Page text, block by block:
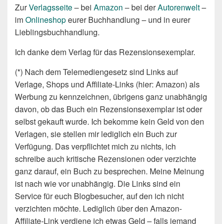
ZurVerlagsseite– bei Amazon – bei derAutorenwelt–
imOnlineshopeurer Buchhandlung – und in eurer
Lieblingsbuchhandlung.
Ich danke dem Verlag für das Rezensionsexemplar.
(*) Nach dem Telemediengesetz sind Links auf
Verlage, Shops und Affiliate-Links (hier: Amazon) als
Werbung zu kennzeichnen, übrigens ganz unabhängig
davon, ob das Buch ein Rezensionsexemplar ist oder
selbst gekauft wurde. Ich bekomme kein Geld von den
Verlagen, sie stellen mir lediglich ein Buch zur
Verfügung. Das verpflichtet mich zu nichts, ich
schreibe auch kritische Rezensionen oder verzichte
ganz darauf, ein Buch zu besprechen. Meine Meinung
ist nach wie vor unabhängig. Die Links sind ein
Service für euch Blogbesucher, auf den ich nicht
verzichten möchte. Lediglich über den Amazon-
Affiliate-Link verdiene ich etwas Geld – falls jemand